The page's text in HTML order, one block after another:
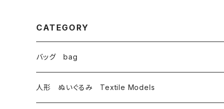
CATEGORY
バッグ bag
トートバッグ totebag
人形 ぬいぐるみ Textile Models